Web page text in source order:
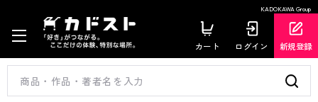
KADOKAWA Group
カート ログイン 新規登録